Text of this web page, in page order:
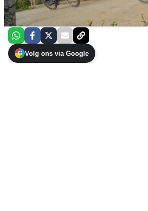
G Volg ons via Google